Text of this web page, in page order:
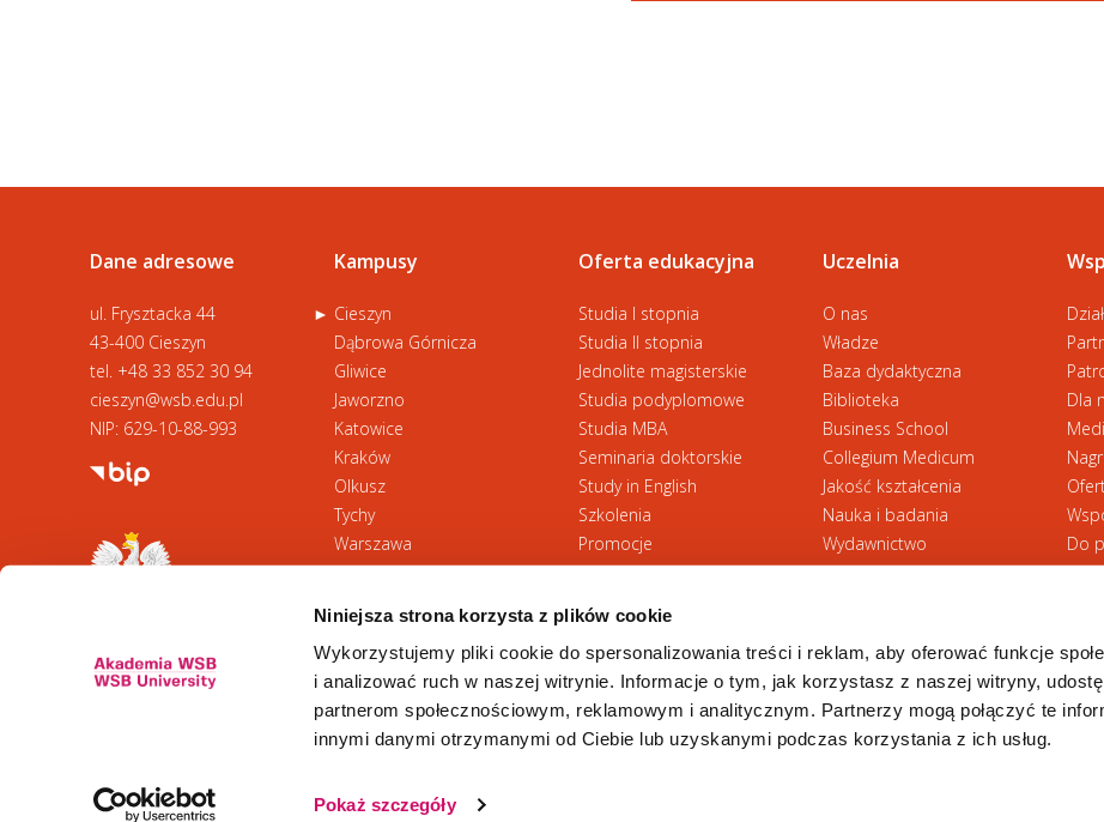
Niniejsza strona korzysta z plików cookie
Wykorzystujemy pliki cookie do spersonalizowania treści i reklam, aby oferować funkcje
i analizować ruch w naszej witrynie. Informacje o tym, jak korzystasz z naszej witryny,
partnerom społecznościowym, reklamowym i analitycznym. Partnerzy mogą połączyć te
innymi danymi otrzymanymi od Ciebie lub uzyskanymi podczas korzystania z ich usług.
Pokaż szczegóły
doc Wniosek B o wystawienie faktury
Dane adresowe
ul. Frysztacka 44
43-400 Cieszyn
tel. +48 33 852 30 94
cieszyn@wsb.edu.pl
NIP: 629-10-88-993
Kampusy
Cieszyn
Dąbrowa Górnicza
Gliwice
Jaworzno
Katowice
Kraków
Olkusz
Tychy
Warszawa
Zawiercie
Oferta edukacyjna
Studia I stopnia
Studia II stopnia
Jednolite magisterskie
Studia podyplomowe
Studia MBA
Seminaria doktorskie
Study in English
Szkolenia
Promocje
Zasady rekrutacji
Uczelnia
O nas
Władze
Baza dydaktyczna
Biblioteka
Business School
Collegium Medicum
Jakość kształcenia
Nauka i badania
Wydawnictwo
Zrównoważony rozwój
Dla
Do